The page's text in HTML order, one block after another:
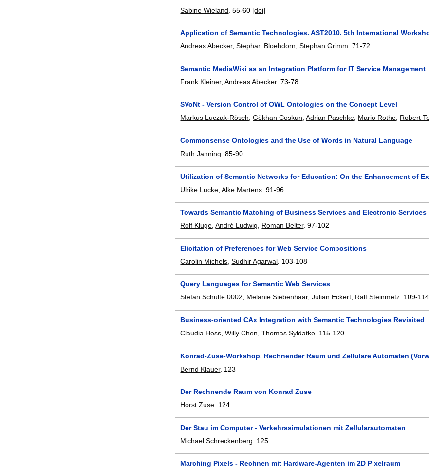
Sabine Wieland .55-60 [doi]
Application of Semantic Technologies. AST2010. 5th International
Andreas Abecker,Stephan Bloehdorn,Stephan Grimm.71-72
Semantic MediaWiki as an Integration Platform for IT Service Management
Frank Kleiner,Andreas Abecker.73-78
SVoNt - Version Control of OWL Ontologies on the Concept Level
Markus Luczak-Rösch,Gökhan Coskun,Adrian Paschke, Mario Rothe, Robert
Commonsense Ontologies and the Use of Words in Natural Language
Ruth Janning .85-90
Utilization of Semantic Networks for Education: On the Enhancement of
Ulrike Lucke ,Alke Martens .91-96
Towards Semantic Matching of Business Services and Electronic Services
Rolf Kluge,André Ludwig, Roman Belter.97-102
Elicitation of Preferences for Web Service Compositions
Carolin Michels ,Sudhir Agarwal 103-108
Query Languages for Semantic Web Services
Stefan Schulte 0002, Melanie Siebenhaar,Julian Eckert, Ralf Steinmetz. 109-114
Business-oriented CAx Integration with Semantic Technologies Revisited
Claudia Hess ,Willy Chen ,Thomas Syldatke 115-120
Konrad-Zuse-Workshop. Rechnender Raum und Zellulare Automaten
Bernd Klauer. 123
Der Rechnende Raum von Konrad Zuse
Horst Zuse 124
Der Stau im Computer - Verkehrssimulationen mit Zellularautomaten
Michael Schreckenberg
125
Marching Pixels - Rechnen mit Hardware-Agenten im 2D Pixelraum